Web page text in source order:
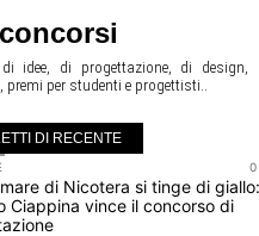
concorsi
idee, di progettazione, di design,
premi per studenti e progettisti..
DI RECENTE
di Nicotera si tinge di giallo:
Ciappina vince il concorso di